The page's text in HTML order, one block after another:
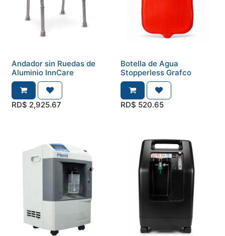
Andador sin Ruedas de
Aluminio InnCare
RD$ 2,925.67
Botella de Agua
Stopperless Grafco
RD$ 520.65